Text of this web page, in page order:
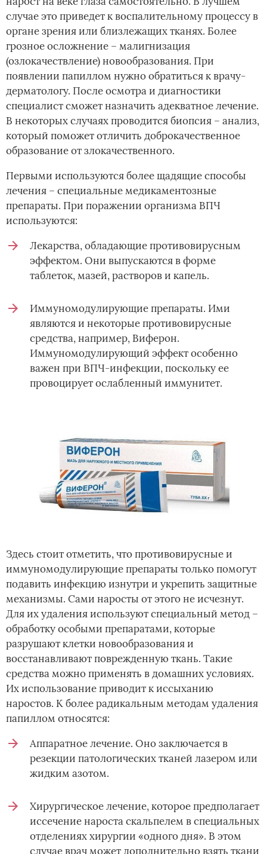
случае это приведет к воспалительному процессу в
органе зрения или близлежащих тканях. Более
грозное осложнение – малигнизация
(озлокачествление) новообразования. При
появлении папиллом нужно обратиться к врачу-
дерматологу. После осмотра и диагностики
специалист сможет назначить адекватное лечение.
В некоторых случаях проводится биопсия – анализ,
который поможет отличить доброкачественное
образование от злокачественного.
Первыми используются более щадящие способы
лечения – специальные медикаментозные
препараты. При поражении организма ВПЧ
используются:
Лекарства, обладающие противовирусным
эффектом. Они выпускаются в форме
таблеток, мазей, растворов и капель.
Иммуномодулирующие препараты. Ими
являются и некоторые противовирусные
средства, например, Виферон.
Иммуномодулирующий эффект особенно
важен при ВПЧ-инфекции, поскольку ее
провоцирует ослабленный иммунитет.
Здесь стоит отметить, что противовирусные и
иммуномодулирующие препараты только помогут
подавить инфекцию изнутри и укрепить защитные
механизмы. Сами наросты от этого не исчезнут.
Для их удаления используют специальный метод –
обработку особыми препаратами, которые
разрушают клетки новообразования и
восстанавливают поврежденную ткань. Такие
средства можно применять в домашних условиях.
Их использование приводит к иссыханию
наростов. К более радикальным методам удаления
папиллом относятся:
Аппаратное лечение. Оно заключается в
резекции патологических тканей лазером или
жидким азотом.
Хирургическое лечение, которое предполагает
иссечение нароста скальпелем в специальных
отделениях хирургии «одного дня». В этом
случае врач может дополнительно взять ткани